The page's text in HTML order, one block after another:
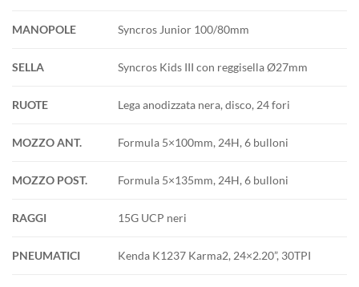
MANOPOLE Syncros Junior 100/80mm
SELLA Syncros Kids III con reggisella Ø27mm
RUOTE Lega anodizzata nera, disco, 24 fori
MOZZO ANT. Formula 5×100mm, 24H, 6 bulloni
MOZZO POST. Formula 5×135mm, 24H, 6 bulloni
RAGGI 15G UCP neri
PNEUMATICI Kenda K1237 Karma2, 24×2.20”, 30TPI